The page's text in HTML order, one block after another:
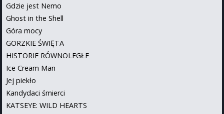
Gdzie jest Nemo
Ghost in the Shell
Góra mocy
GORZKIE ŚWIĘTA
HISTORIE RÓWNOLEGŁE
Ice Cream Man
Jej piekło
Kandydaci śmierci
KATSEYE: WILD HEARTS